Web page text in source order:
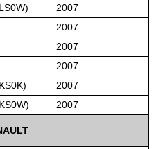
2007
2007
2007
2007
2007
2007